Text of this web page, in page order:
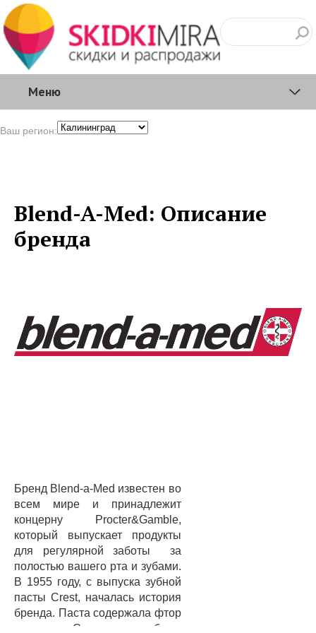
Меню
Ваш регион:
Blend-A-Med: Описание
бренда
Бренд Blend-a-Med известен во
всем мире и принадлежит
концерну Procter&Gamble,
который выпускает продукты
для регулярной заботы за
полостью вашего рта и зубами.
В 1955 году, с выпуска зубной
пасты Crest, началась история
бренда. Паста содержала фтор
и олово. Спустя годы была